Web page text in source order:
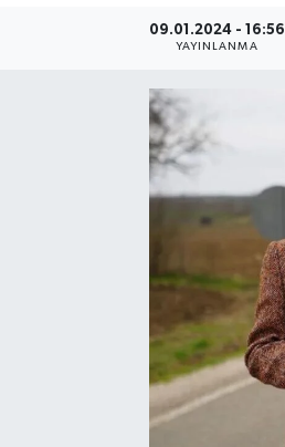
09.01.2024 - 16:56
YAYINLANMA